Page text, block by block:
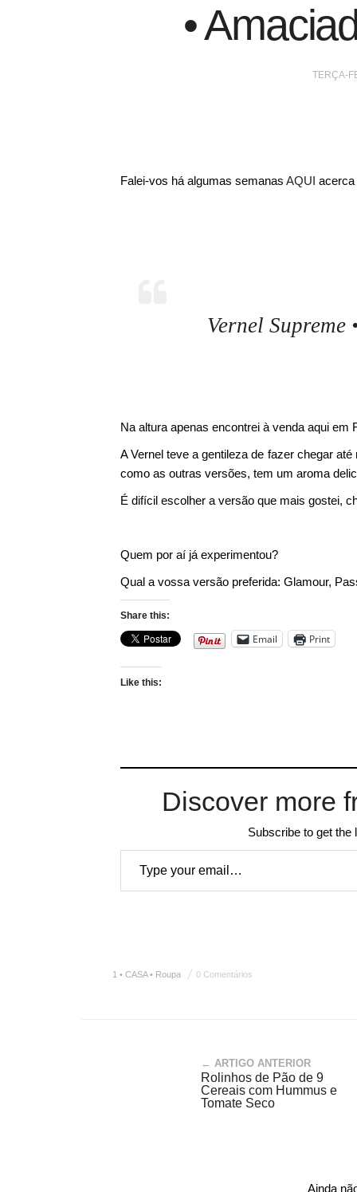
•
TERÇA-
Falei-vos há algumas semanas AQUI acerca
Vernel Supreme
Na altura apenas encontrei à venda aqui
A Vernel teve a gentileza de fazer chegar
como as outras versões, tem um aroma
É difícil escolher a versão que mais gostei,
Quem por aí já experimentou?
Qual a vossa versão preferida: Glamour,
Share this:
Email Print
Like this:
Discover more
Subscribe to get the
Type your email…
1 • CASA • Roupa 0 Comentários
← ARTIGO ANTERIOR
Rolinhos de Pão de 9
Cereais com Hummus e
Tomate Seco
Ainda